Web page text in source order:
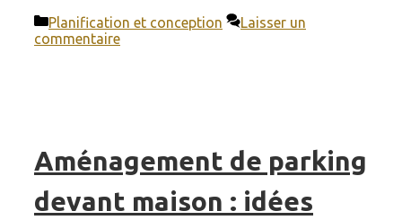
Catégories
Planification et conception
Laisser un
commentaire
Aménagement de parking
devant maison : idées